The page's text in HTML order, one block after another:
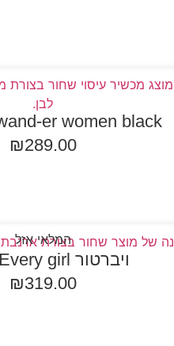
המלאי אזל
er women black
₪289.00
ויברטור Every girl שחור
₪319.00